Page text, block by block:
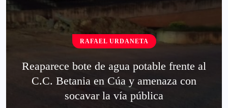
RAFAEL URDANETA
Reaparece bote de agua potable frente al
C.C. Betania en Cúa y amenaza con
socavar la vía pública